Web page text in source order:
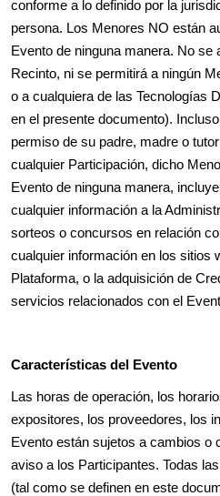
conforme a lo definido por la
persona. Los Menores NO están
Evento de ninguna manera. No se
Recinto, ni se permitirá a ningún
o a cualquiera de las Tecnologías
en el presente documento).
permiso de su padre, madre o tutor
cualquier Participación, dicho
Evento de ninguna manera,
cualquier información a la
sorteos o concursos en relación
cualquier información en los sitios
Plataforma, o la adquisición de
servicios relacionados con el
Características del Evento
Las horas de operación, los
expositores, los proveedores, los
Evento están sujetos a cambios o
aviso a los Participantes. Todas
(tal como se definen en este